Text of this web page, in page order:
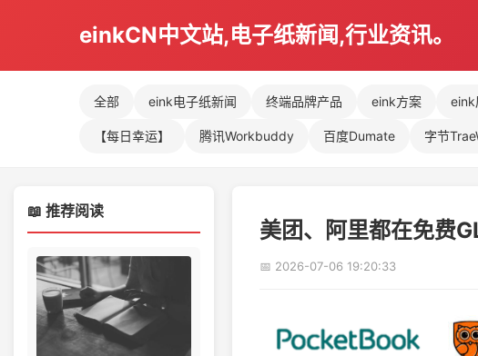
einkCN中文站,电子纸新闻,行业资讯。
全部 eink电子纸新闻 终端品牌产品 eink方案 eink
【每日幸运】 腾讯Workbuddy 百度Dumate 字节
📖 推荐阅读
美团、阿里都在免费
📅 2026-07-06 19:20:33